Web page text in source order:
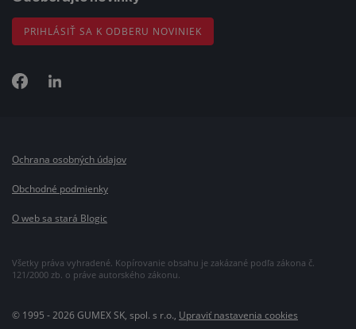
PRIHLÁSIŤ SA K ODBERU NOVINIEK
Všetky práva vyhradené. Kopírovanie obsahu je zakázané podľa zákona č.
121/2000 zb. o práve autorského zákonu.
Ochrana osobných údajov
Obchodné podmienky
O web sa stará Blogic
© 1995 - 2026 GUMEX SK, spol. s r.o., Upraviť nastavenia cookies